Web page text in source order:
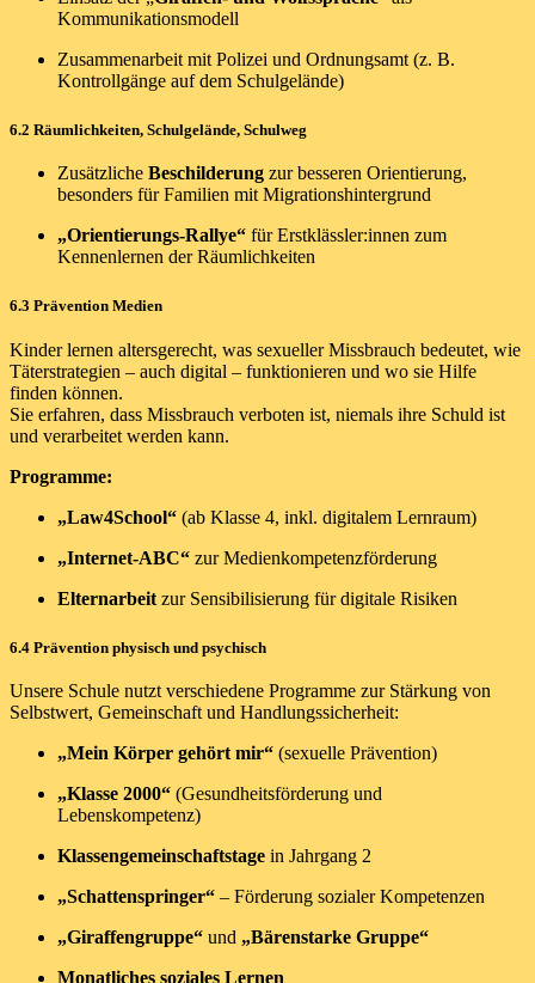
Kommunikationsmodell
Zusammenarbeit mit Polizei und Ordnungsamt (z. B.
Kontrollgänge auf dem Schulgelände)
6.2 Räumlichkeiten, Schulgelände, Schulweg
Zusätzliche Beschilderung zur besseren Orientierung,
besonders für Familien mit Migrationshintergrund
„Orientierungs-Rallye“ für Erstklässler:innen zum
Kennenlernen der Räumlichkeiten
6.3 Prävention Medien
Kinder lernen altersgerecht, was sexueller Missbrauch bedeutet, wie
Täterstrategien – auch digital – funktionieren und wo sie Hilfe
finden können.
Sie erfahren, dass Missbrauch verboten ist, niemals ihre Schuld ist
und verarbeitet werden kann.
Programme:
„Law4School“ (ab Klasse 4, inkl. digitalem Lernraum)
„Internet-ABC“ zur Medienkompetenzförderung
Elternarbeit zur Sensibilisierung für digitale Risiken
6.4 Prävention physisch und psychisch
Unsere Schule nutzt verschiedene Programme zur Stärkung von
Selbstwert, Gemeinschaft und Handlungssicherheit:
„Mein Körper gehört mir“ (sexuelle Prävention)
„Klasse 2000“ (Gesundheitsförderung und
Lebenskompetenz)
Klassengemeinschaftstage in Jahrgang 2
„Schattenspringer“ – Förderung sozialer Kompetenzen
„Giraffengruppe“ und „Bärenstarke Gruppe“
Monatliches soziales Lernen